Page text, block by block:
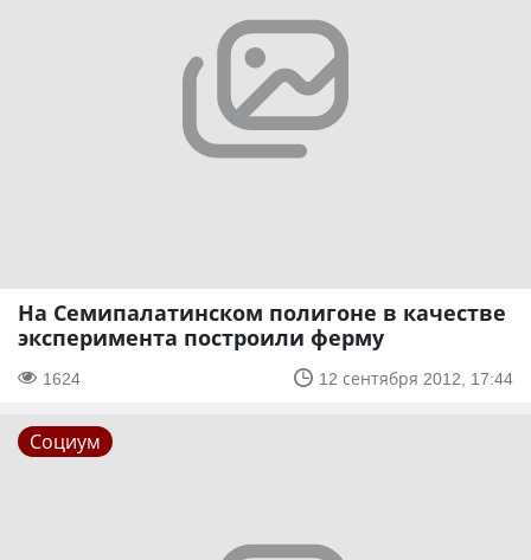
На Семипалатинском полигоне в качестве
эксперимента построили ферму
1624 12 сентября 2012, 17:44
Социум